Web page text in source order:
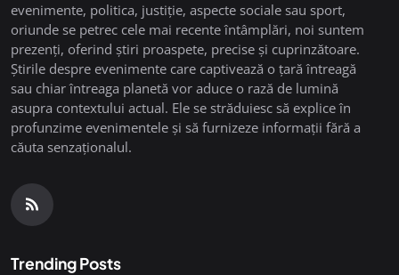
evenimente, politica, justiție, aspecte sociale sau sport,
oriunde se petrec cele mai recente întâmplări, noi suntem
prezenți, oferind știri proaspete, precise și cuprinzătoare.
Știrile despre evenimente care captivează o țară întreagă
sau chiar întreaga planetă vor aduce o rază de lumină
asupra contextului actual. Ele se străduiesc să explice în
profunzime evenimentele și să furnizeze informații fără a
căuta senzaționalul.
Trending Posts